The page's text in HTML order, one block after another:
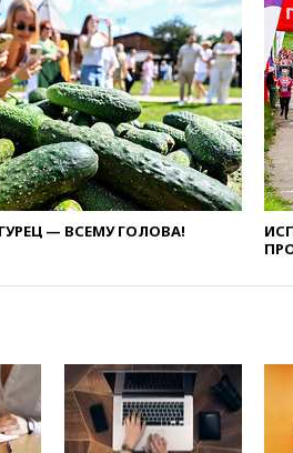
— ВСЕМУ ГОЛОВА!